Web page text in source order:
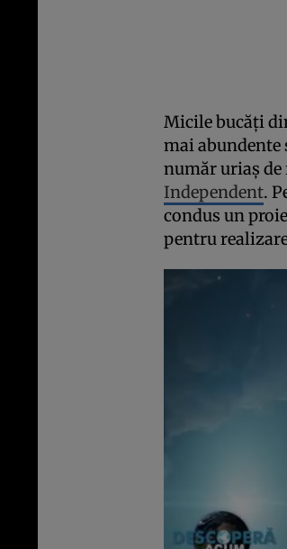
Micile bucăţi
mai abundente
număr uriaş de
Independent.
condus un
pentru